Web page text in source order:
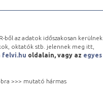
ből az adatok időszakosan kerülnek
oktatók stb. jelennek meg itt,
felvi.hu oldalain, vagy az egyes
>>> mutató hármas